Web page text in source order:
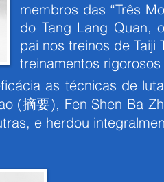
membros das “Três
do Tang Lang Quan,
pai nos treinos de
treinamentos
as técnicas de
(摘要), Fen Shen Ba
e herdou